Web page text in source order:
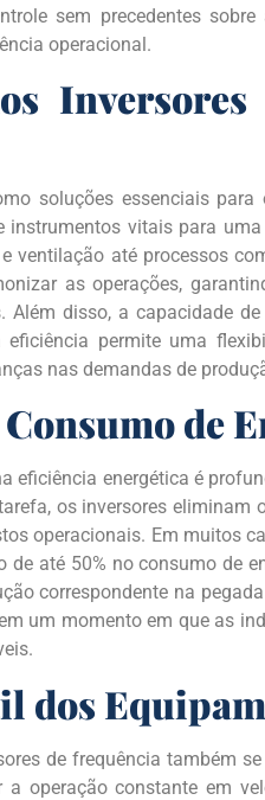
sem precedentes
operacional.
soluções essenciais
instrumentos vitais para
ventilação até processos
as operações,
disso, a capacidade
permite uma
nas demandas de
de
eficiência energética é
os inversores eliminam
operacionais. Em muitos
até 50% no consumo de
correspondente na
um momento em que as
dos
de frequência também
operação constante em